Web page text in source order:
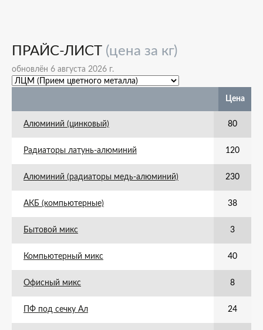
ПРАЙС-ЛИСТ (цена за кг)
обновлён 6 августа 2026 г.
Цена
Алюминий (цинковый) 80
Радиаторы латунь-алюминий 120
Алюминий (радиаторы медь-алюминий) 230
АКБ (компьютерные) 38
Бытовой микс 3
Компьютерный микс 40
Офисный микс 8
ПФ под сечку Ал 24